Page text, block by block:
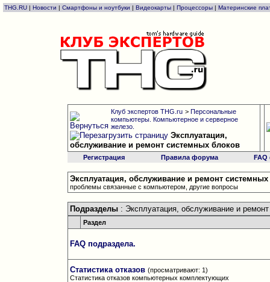
THG.RU | Новости | Смартфоны и ноутбуки | Видеокарты | Процессоры | Материнские
Клуб экспертов THG.ru > Персональные
компьютеры. Компьютерное и серверное
железо.
Эксплуатация,
обслуживание и ремонт системных блоков
Регистрация Правила форума
Эксплуатация, обслуживание и ремонт
проблемы связанные с компьютером, другие вопросы
Подразделы: Эксплуатация, обслуживание и
Раздел
FAQ подраздела.
Статистика отказов (просматривают: 1)
Статистика отказов компьютерных комплектующих